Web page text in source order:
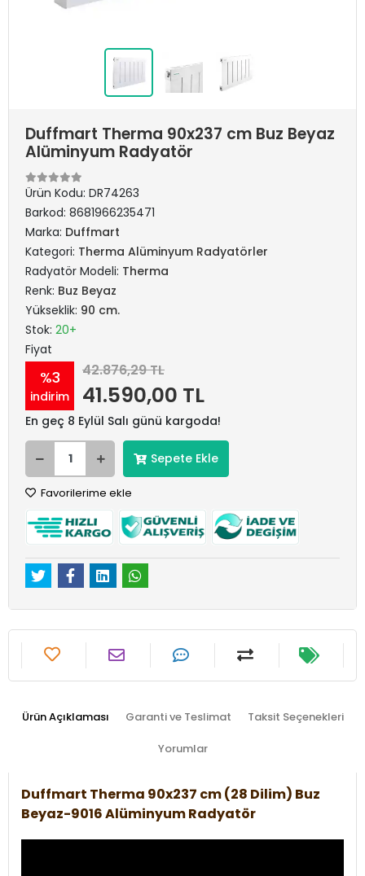
Duffmart Therma 90x237 cm Buz Beyaz
Alüminyum Radyatör
Ürün Kodu: DR74263
Barkod: 8681966235471
Marka: Duffmart
Kategori: Therma Alüminyum Radyatörler
Radyatör Modeli: Therma
Renk: Buz Beyaz
Yükseklik: 90 cm.
Stok: 20+
Fiyat
%3
indirim
42.876,29 TL
41.590,00 TL
En geç 8 Eylül Salı günü kargoda!
Sepete Ekle
Favorilerime ekle
Ürün Açıklaması Garanti ve Teslimat Taksit Seçenekleri
Yorumlar
Duffmart Therma 90x237 cm (28 Dilim) Buz
Beyaz-9016 Alüminyum Radyatör